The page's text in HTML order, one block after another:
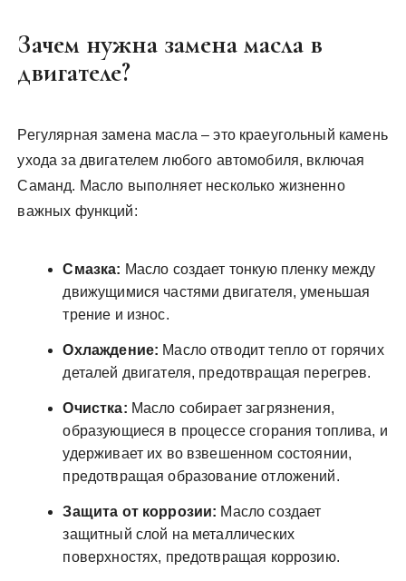
Зачем нужна замена масла в
двигателе?
Регулярная замена масла – это краеугольный камень
ухода за двигателем любого автомобиля, включая
Саманд. Масло выполняет несколько жизненно
важных функций:
Смазка: Масло создает тонкую пленку между
движущимися частями двигателя, уменьшая
трение и износ.
Охлаждение: Масло отводит тепло от горячих
деталей двигателя, предотвращая перегрев.
Очистка: Масло собирает загрязнения,
образующиеся в процессе сгорания топлива, и
удерживает их во взвешенном состоянии,
предотвращая образование отложений.
Защита от коррозии: Масло создает
защитный слой на металлических
поверхностях, предотвращая коррозию.